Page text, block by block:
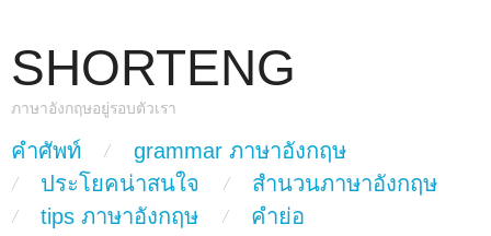
SHORTENG
ภาษาอังกฤษอยู่รอบตัวเรา
Main Menu
skip to content
คำศัพท์
grammar ภาษาอังกฤษ
ประโยคน่าสนใจ
สำนวนภาษาอังกฤษ
tips ภาษาอังกฤษ
คำย่อ